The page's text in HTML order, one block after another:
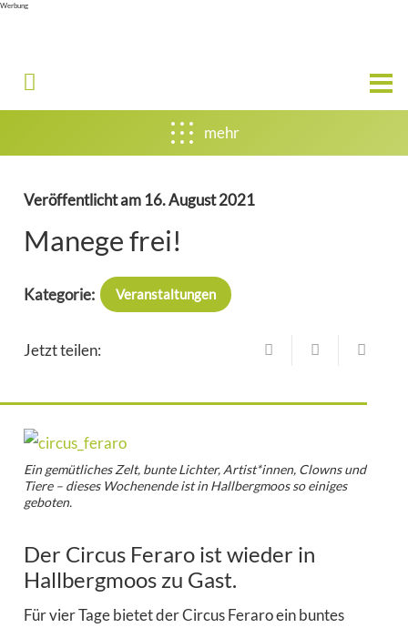
Werbung
mehr
Veröffentlicht am 16. August 2021
Manege frei!
Kategorie: Veranstaltungen
Jetzt teilen:
Ein gemütliches Zelt, bunte Lichter, Artist*innen, Clowns und
Tiere – dieses Wochenende ist in Hallbergmoos so einiges
geboten.
Der Circus Feraro ist wieder in
Hallbergmoos zu Gast.
Für vier Tage bietet der Circus Feraro ein buntes